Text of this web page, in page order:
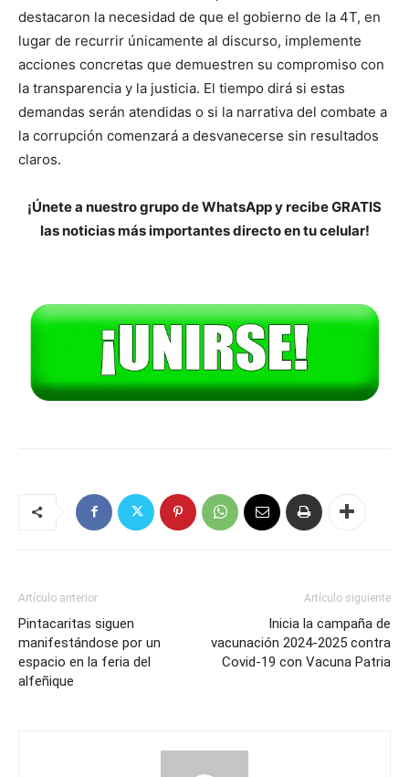
destacaron la necesidad de que el gobierno de la 4T, en
lugar de recurrir únicamente al discurso, implemente
acciones concretas que demuestren su compromiso con
la transparencia y la justicia. El tiempo dirá si estas
demandas serán atendidas o si la narrativa del combate a
la corrupción comenzará a desvanecerse sin resultados
claros.
¡Únete a nuestro grupo de WhatsApp y recibe GRATIS
las noticias más importantes directo en tu celular!
Artículo anterior
Pintacaritas siguen
manifestándose por un
espacio en la feria del
alfeñique
Artículo siguiente
Inicia la campaña de
vacunación 2024-2025 contra
Covid-19 con Vacuna Patria